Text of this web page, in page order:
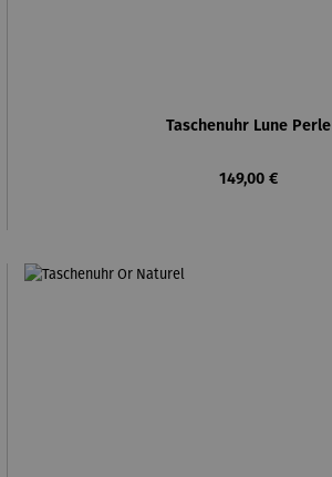
Taschenuhr Lune Perle
Regulärer Preis:
149,00 €